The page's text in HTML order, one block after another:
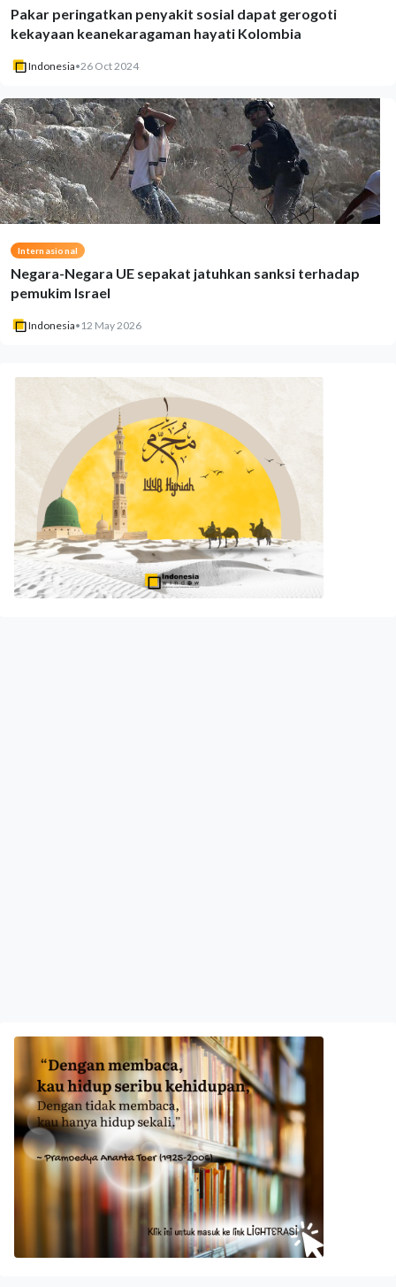
Pakar peringatkan penyakit sosial dapat gerogoti
kekayaan keanekaragaman hayati Kolombia
Indonesia•26 Oct 2024
Internasional
Negara-Negara UE sepakat jatuhkan sanksi terhadap
pemukim Israel
Indonesia• 12 May 2026